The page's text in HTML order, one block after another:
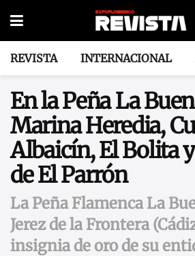
REVISTA INTERNACIONAL
En la Peña La
Marina Heredia,
Albaicín, El Bolita
de El Parrón
La Peña Flamenca La
Jerez de la Frontera
insignia de oro de su